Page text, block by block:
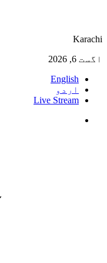
Karachi
اگست 6, 2026
English
اردو
Live Stream